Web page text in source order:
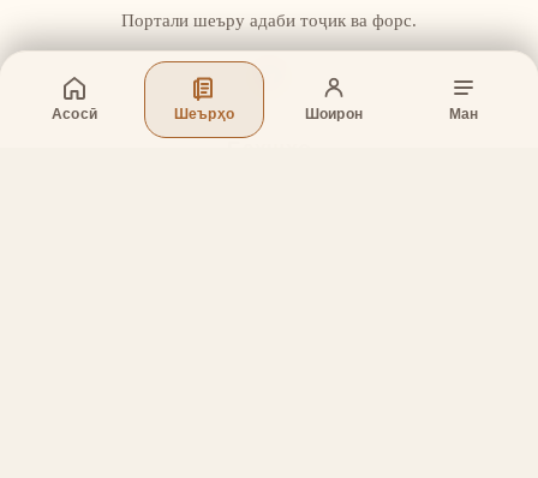
Асосӣ Шеърҳо Шоирон Ман
Портали шеъру адаби тоҷик ва форс.